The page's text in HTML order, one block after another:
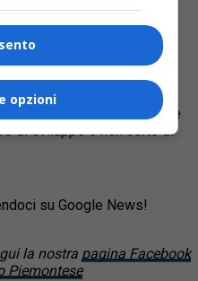
aggiunto il segretario
Bragantini – e di
che hanno a cuore il
che il governo mantenga
Regione-Enti locali
Strategico della
in poi dobbiamo lavorare
di sviluppo e non certo di
su Google News!
la nostra pagina Facebook
Piemontese
opzioni